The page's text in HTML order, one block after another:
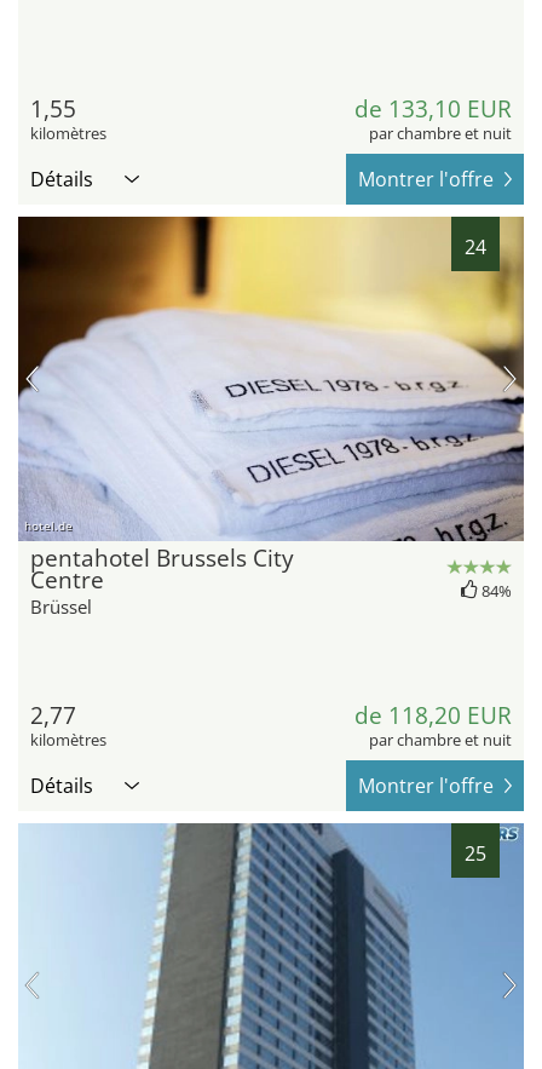
1,55
kilomètres
de 133,10 EUR
par chambre et nuit
Détails Montrer l'offre
24
hotel.de
pentahotel Brussels City
Centre
Brüssel
84%
2,77
kilomètres
de 118,20 EUR
par chambre et nuit
Détails Montrer l'offre
25